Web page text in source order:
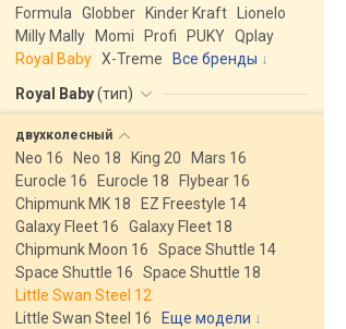
Formula
Globber Kinder Kraft
Lionelo
Milly Mally
Momi Profi PUKY Qplay
Royal Baby X-Treme
Все бренды
Royal Baby(тип)
двухколесный
Neo 16 Neo 18 King 20
Mars 16
Eurocle 16
Eurocle 18
Flybear 16
Chipmunk MK 18
EZ Freestyle 14
Galaxy Fleet 16
Galaxy Fleet 18
Chipmunk Moon 16
Space Shuttle 14
Space Shuttle 16
Space Shuttle 18
Little Swan Steel 12
Little Swan Steel 16
Еще модели ↓